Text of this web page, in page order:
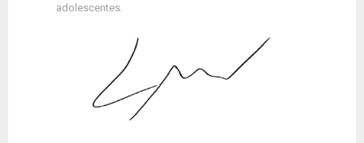
adolescentes.